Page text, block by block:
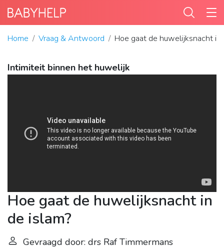
Home Vraag & Antwoord Hoe gaat de huwelijksnacht in
Intimiteit binnen het huwelijk
Hoe gaat de huwelijksnacht in
de islam?
Gevraagd door: drs Raf Timmermans